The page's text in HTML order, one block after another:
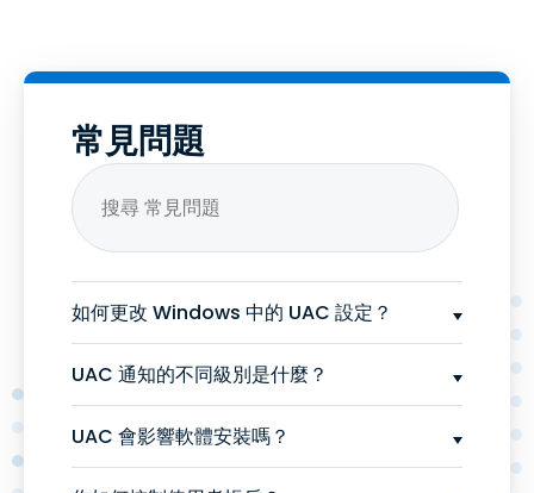
常見問題
如何更改 Windows 中的 UAC 設定？
UAC 通知的不同級別是什麼？
UAC 會影響軟體安裝嗎？